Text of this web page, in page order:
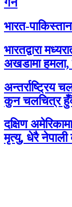
भारत-
भारतद्वारा
अखडामा हमला,
अन्तर्राष्ट्रिय
कुन चलचित्र
दक्षिण
मृत्यु, धेरै नेपाली